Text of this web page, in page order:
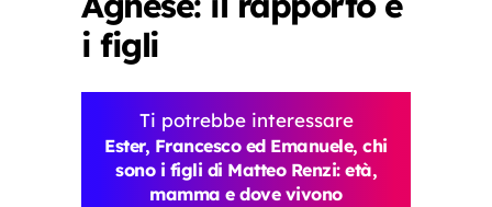
i figli
Ti potrebbe interessare
Ester, Francesco ed Emanuele, chi
sono i figli di Matteo Renzi: età,
mamma e dove vivono